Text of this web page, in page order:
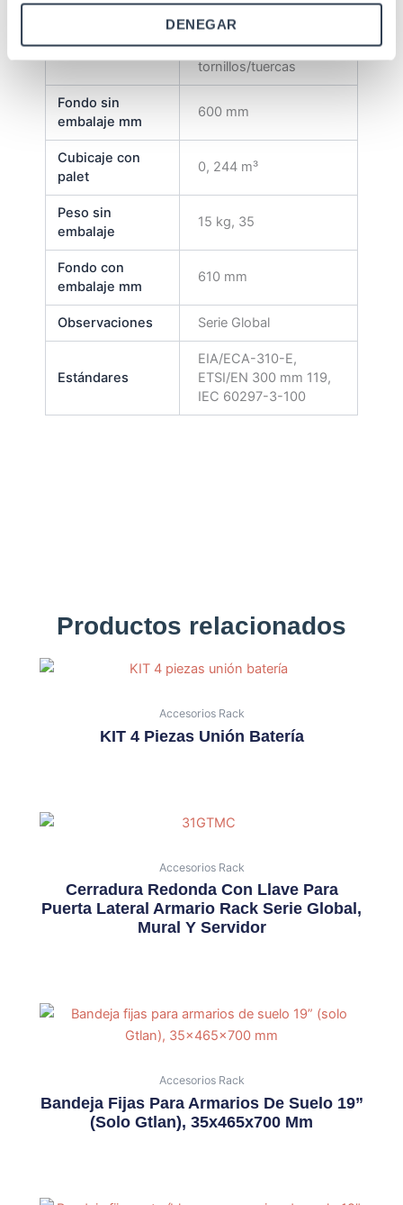
DENEGAR
alimentación 19" 1
Ventilador de techo 1
Kit 25uds
tornillos/tuercas
Fondo sin
embalaje mm
600 mm
Cubicaje con
palet
0, 244 m³
Peso sin
embalaje
15 kg, 35
Fondo con
embalaje mm
610 mm
Observaciones Serie Global
Estándares
EIA/ECA-310-E,
ETSI/EN 300 mm 119,
IEC 60297-3-100
Productos relacionados
Accesorios Rack
KIT 4 Piezas Unión Batería
Accesorios Rack
Cerradura Redonda Con Llave Para
Puerta Lateral Armario Rack Serie Global,
Mural Y Servidor
Accesorios Rack
Bandeja Fijas Para Armarios De Suelo 19”
(solo Gtlan), 35x465x700 Mm